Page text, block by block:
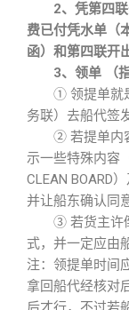
2、凭第四
费已付凭水单（
函）和第四联开
3、领单 （
① 领提单就是
务联）去船代签
② 若提单内容
示一些特殊内容
CLEAN BOARD
并让船东确认同
③ 若货主许倒
式，并一定应由
注：领提单时间
拿回船代经核对